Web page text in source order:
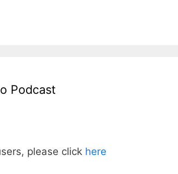
Podcast
please click here